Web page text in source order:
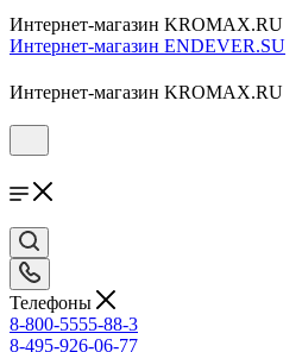
Интернет-магазин KROMAX.RU
Интернет-магазин ENDEVER.SU
Интернет-магазин KROMAX.RU
Телефоны
8-800-5555-88-3
8-495-926-06-77